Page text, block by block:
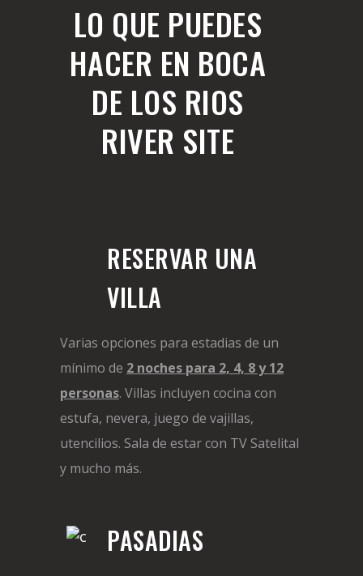
LO QUE PUEDES
HACER EN BOCA
DE LOS RIOS
RIVER SITE
RESERVAR UNA
VILLA
Varias opciones para estadias de un
mínimo de 2 noches para 2, 4, 8 y 12
personas. Villas incluyen cocina con
estufa, nevera, juego de vajillas,
utencilios. Sala de estar con TV Satelital
y mucho más.
PASADIAS